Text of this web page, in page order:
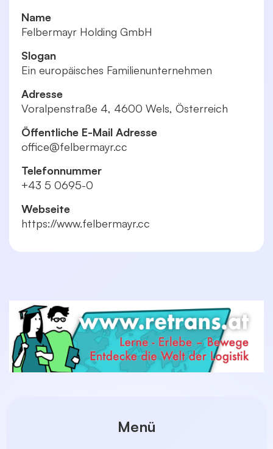
Name
Felbermayr Holding GmbH
Slogan
Ein europäisches Familienunternehmen
Adresse
Voralpenstraße 4, 4600 Wels, Österreich
Öffentliche E-Mail Adresse
office@­felbermayr.cc
Telefonnummer
+43 5 0695-0
Webseite
https://www.felbermayr.cc
Menü